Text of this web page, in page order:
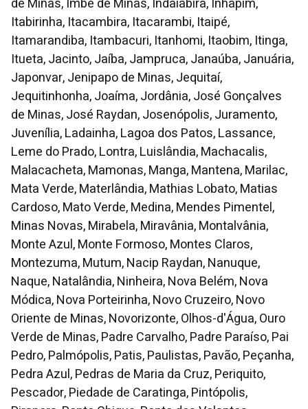
de Minas, Imbé de Minas, Indaiabira, Inhapim,
Itabirinha, Itacambira, Itacarambi, Itaipé,
Itamarandiba, Itambacuri, Itanhomi, Itaobim, Itinga,
Itueta, Jacinto, Jaíba, Jampruca, Janaúba, Januária,
Japonvar, Jenipapo de Minas, Jequitaí,
Jequitinhonha, Joaíma, Jordânia, José Gonçalves
de Minas, José Raydan, Josenópolis, Juramento,
Juvenília, Ladainha, Lagoa dos Patos, Lassance,
Leme do Prado, Lontra, Luislândia, Machacalis,
Malacacheta, Mamonas, Manga, Mantena, Marilac,
Mata Verde, Materlândia, Mathias Lobato, Matias
Cardoso, Mato Verde, Medina, Mendes Pimentel,
Minas Novas, Mirabela, Miravânia, Montalvânia,
Monte Azul, Monte Formoso, Montes Claros,
Montezuma, Mutum, Nacip Raydan, Nanuque,
Naque, Natalândia, Ninheira, Nova Belém, Nova
Módica, Nova Porteirinha, Novo Cruzeiro, Novo
Oriente de Minas, Novorizonte, Olhos-d'Água, Ouro
Verde de Minas, Padre Carvalho, Padre Paraíso, Pai
Pedro, Palmópolis, Patis, Paulistas, Pavão, Peçanha,
Pedra Azul, Pedras de Maria da Cruz, Periquito,
Pescador, Piedade de Caratinga, Pintópolis,